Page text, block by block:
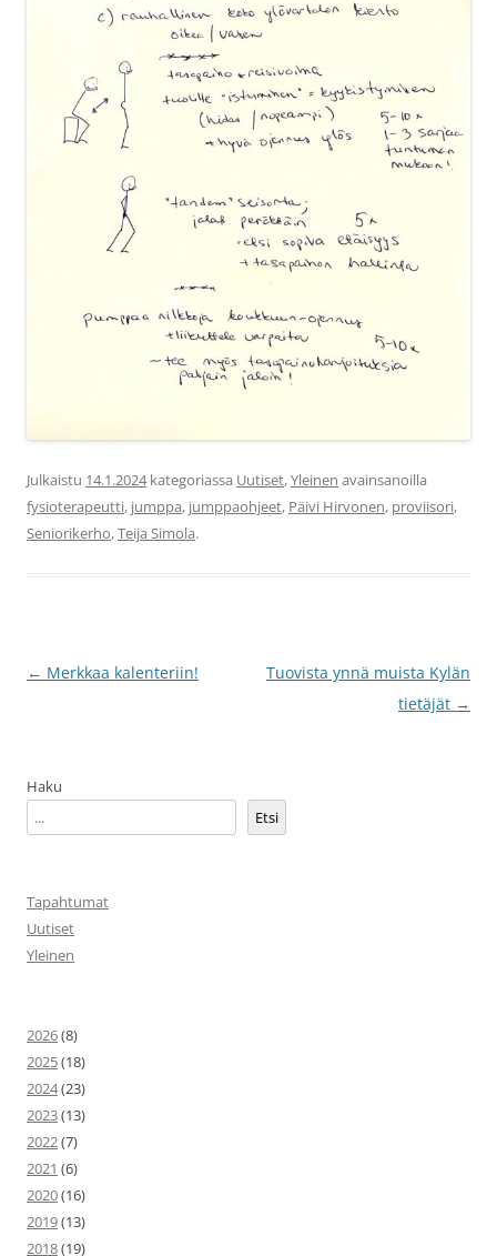
Julkaistu 14.1.2024kategoriassa Uutiset,Yleinen avainsanoilla
fysioterapeutti, jumppa, jumppaohjeet, Päivi Hirvonen, proviisori,
Seniorikerho,Teija Simola.
Artikkelien
← Merkkaa kalenteriin!
Tuovista ynnä muista Kylän
tietäjät →
Haku
Etsi
Tapahtumat
Uutiset
Yleinen
2026(8)
2025(18)
2024(23)
2023(13)
2022(7)
2021 (6)
2020(16)
2019(13)
2018(19)